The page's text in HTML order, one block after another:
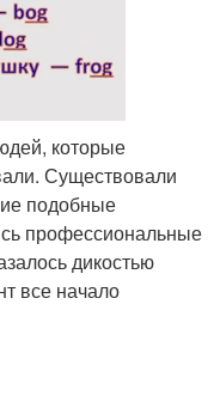
которые
Существовали
подобные
профессиональные
дикостью
все начало